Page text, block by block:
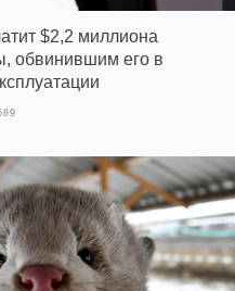
$2,2 миллиона
обвинившим его в